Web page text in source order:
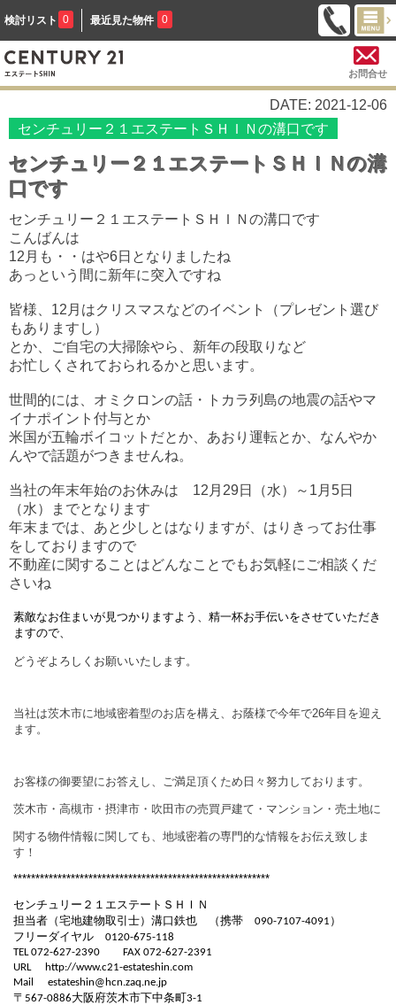
検討リスト 0 最近見た物件 0
お問合せ
DATE: 2021-12-06
センチュリー２１エステートＳＨＩＮの溝口です
センチュリー２１エステートＳＨＩＮの溝
口です
センチュリー２１エステートＳＨＩＮの溝口です
こんばんは
12月も・・はや6日となりましたね
あっという間に新年に突入ですね
皆様、12月はクリスマスなどのイベント（プレゼント選び
もありますし）
とか、ご自宅の大掃除やら、新年の段取りなど
お忙しくされておられるかと思います。
世間的には、オミクロンの話・トカラ列島の地震の話やマ
イナポイント付与とか
米国が五輪ボイコットだとか、あおり運転とか、なんやか
んやで話題がつきませんね。
当社の年末年始のお休みは 12月29日（水）～1月5日
（水）までとなります
年末までは、あと少しとはなりますが、はりきってお仕事
をしておりますので
不動産に関することはどんなことでもお気軽にご相談くだ
さいね
素敵なお住まいが見つかりますよう、精一杯お手伝いをさせていただき
ますので、
どうぞよろしくお願いいたします。
当社は茨木市に地域密着型のお店を構え、お蔭様で今年で26年目を迎え
ます。
お客様の御要望にお答えし、ご満足頂くため日々努力しております。
茨木市・高槻市・摂津市・吹田市の売買戸建て・マンション・売土地に
関する物件情報に関しても、地域密着の専門的な情報をお伝え致しま
す！
**********************************************************
センチュリー２１エステートＳＨＩＮ
担当者（宅地建物取引士）溝口鉄也 （携帯 090-7107-4091 ）
フリーダイヤル 0120-675-118
TEL 072-627-2390
FAX 072-627-2391
URL
http://www.c21-estateshin.com
Mail
estateshin@hcn.zaq.ne.jp
〒 567-0886大阪府茨木市下中条町3-1